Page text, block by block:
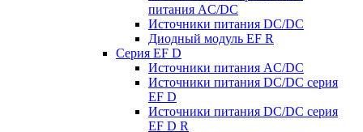
питания AC/DC
Источники питания DC/DC
Диодный модуль EF R
Серия EF D
Источники питания AC/DC
Источники питания DC/DC серия
EF D
Источники питания DC/DC серия
EF D R